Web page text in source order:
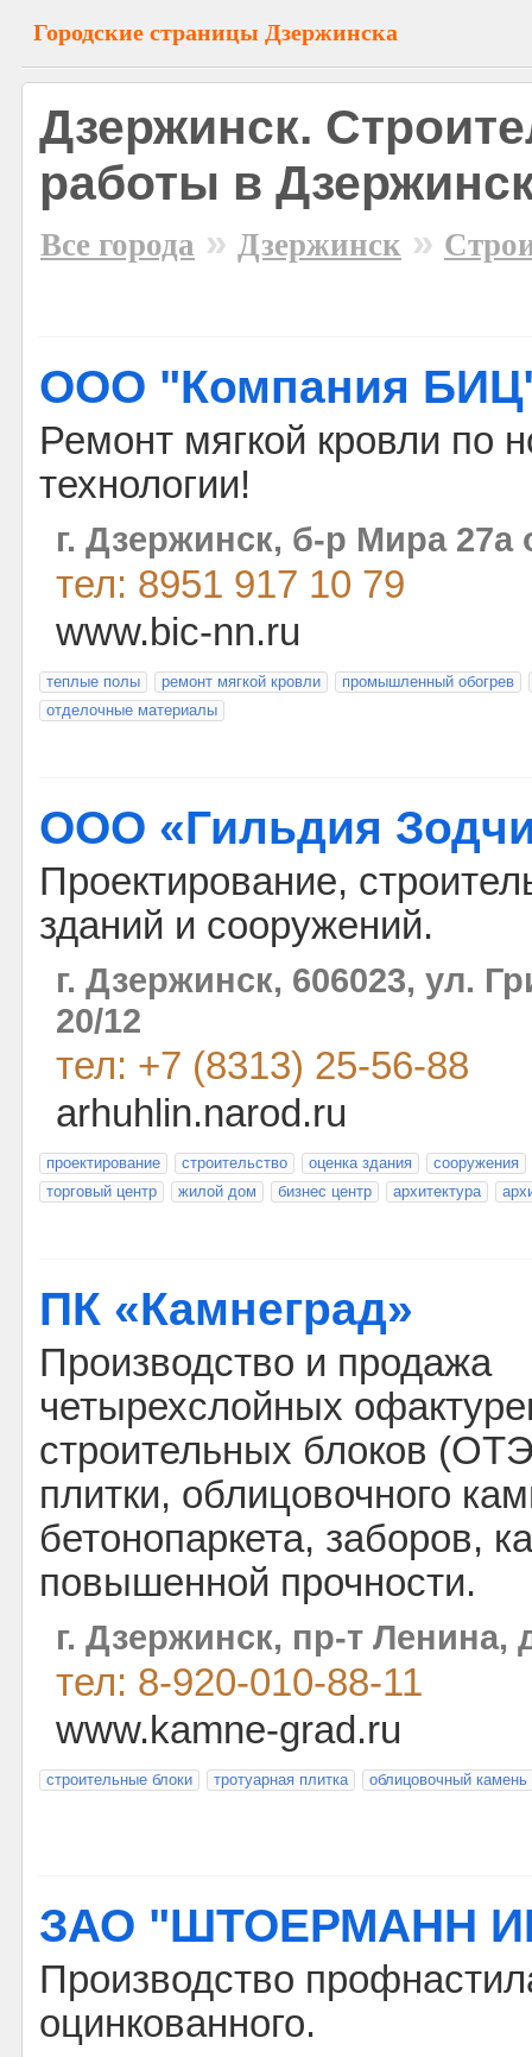
Городские страницы Дзержинска
Дзержинск.
работы в
Все города » Дзержинск »
ООО "Компания
Ремонт мягкой кровли по
технологии!
г. Дзержинск, б-р Мира 27а
тел: 8951 917 10 79
www.bic-nn.ru
теплые полы ремонт мягкой кровли
промышленный обогрев
отделочные материалы
ООО «Гильдия
Проектирование,
зданий и сооружений.
г. Дзержинск, 606023, ул.
20/12
тел: +7 (8313) 25-56-88
arhuhlin.narod.ru
проектирование строительство оценка здания
сооружения
торговый центр
жилой дом бизнес центр архитектура
ПК «Камнеград»
Производство и продажа
четырехслойных
строительных блоков
плитки, облицовочного
бетонопаркета, заборов,
повышенной прочности.
г. Дзержинск, пр-т Ленина,
тел: 8-920-010-88-11
www.kamne-grad.ru
строительные блоки тротуарная плитка облицовочный камень
ЗАО "ШТОЕРМАНН
Производство
оцинкованного.